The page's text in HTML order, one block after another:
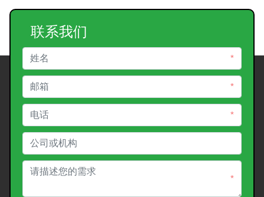
联系我们
*
*
*
*